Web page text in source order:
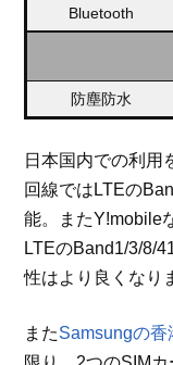
Bluetooth
防塵防水
日本国内での利用
回線ではLTEの
能。またY!mobile
LTEのBand1/3/8/
性はより良くなり
またSamsungの香